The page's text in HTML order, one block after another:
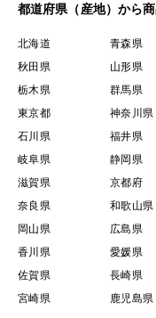
ます。
そんな「最高の環境
と濃縮したかぐや農
す。
徹底した「土づくり」
〜土への貯金〜
私たちは、先祖代々
にんにくを育てられ
どもや、孫の世代ま
への貯金」を行って
確かに、人間が開発
都道府県（産地）から
北海道 青森県
秋田県
山形県
栃木県
群馬県
東京都
神奈川県
石川県
福井県
岐阜県
静岡県
滋賀県
京都府
奈良県
和歌山県
岡山県
広島県
香川県
愛媛県
佐賀県
長崎県
宮崎県
鹿児島県